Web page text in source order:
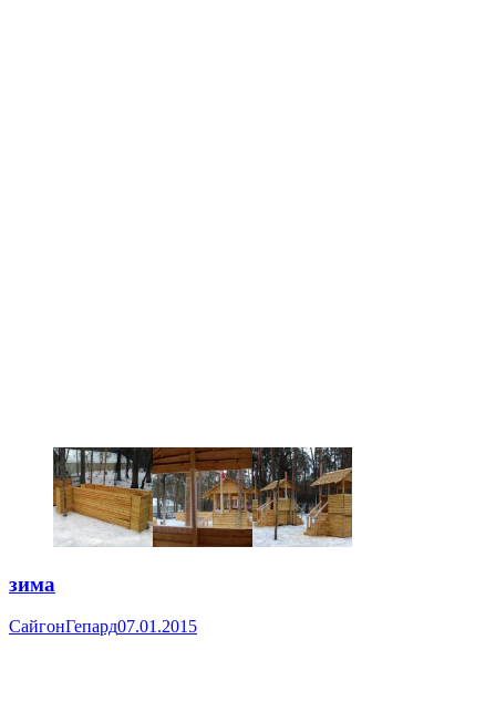
зима
СайгонГепард07.01.2015